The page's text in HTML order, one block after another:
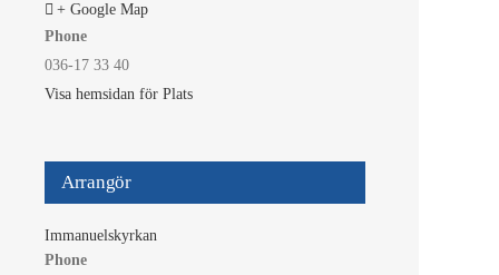
+ Google Map
Phone
036-17 33 40
Visa hemsidan för Plats
Arrangör
Immanuelskyrkan
Phone